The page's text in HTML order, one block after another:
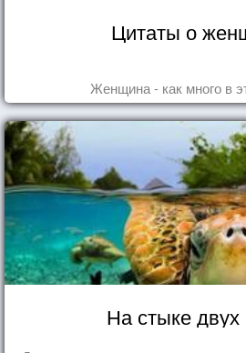
Цитаты о
Женщина - как много в
На стыке